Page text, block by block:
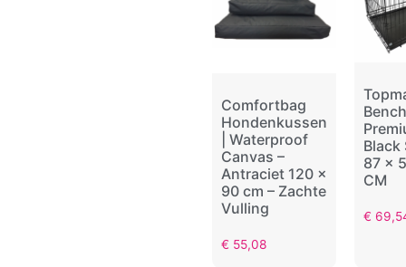
Comfortbag
Hondenkussen
| Waterproof
Canvas –
Antraciet 120 x
90 cm – Zachte
Vulling
€ 55,08
Bench
Black
87 x
CM
€